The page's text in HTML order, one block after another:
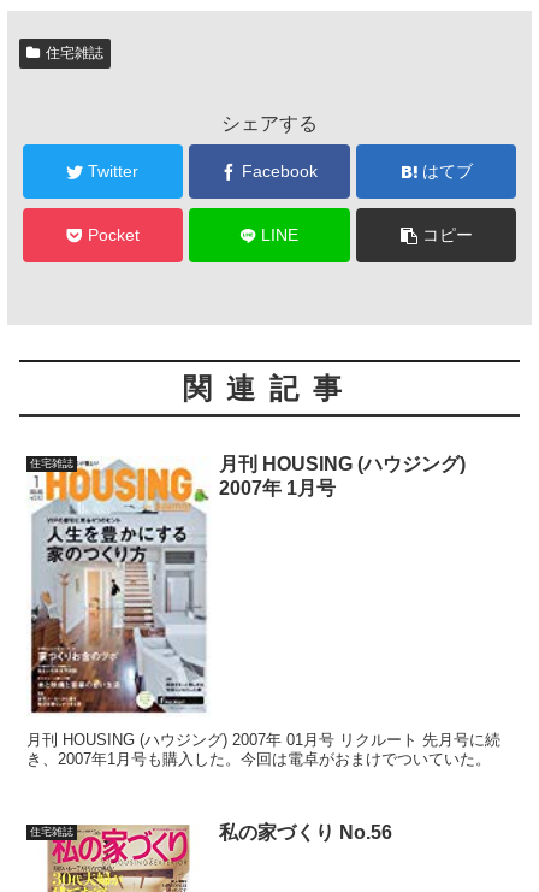
住宅雑誌
シェアする
Twitter Facebook はてブ
Pocket LINE コピー
関連記事
住宅雑誌
月刊 HOUSING (ハウジング)
2007年 1月号
月刊 HOUSING (ハウジング) 2007年 01月号 リクルート 先月号に続
き、2007年1月号も購入した。今回は電卓がおまけでついていた。
住宅雑誌 私の家づくり No.56